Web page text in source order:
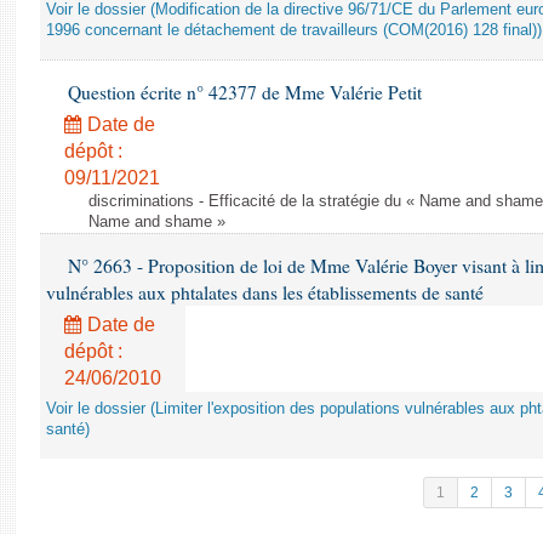
Voir le dossier (Modification de la directive 96/71/CE du Parlement
1996 concernant le détachement de travailleurs (COM(2016) 128 final))
Question écrite n° 42377 de Mme Valérie Petit
Date de
dépôt :
09/11/2021
discriminations - Efficacité de la stratégie du « Name and
Name and shame »
N° 2663 - Proposition de loi de Mme Valérie Boyer visant à
vulnérables aux phtalates dans les établissements de santé
Date de
dépôt :
24/06/2010
Voir le dossier (Limiter l'exposition des populations vulnérables aux
santé)
1 2 3